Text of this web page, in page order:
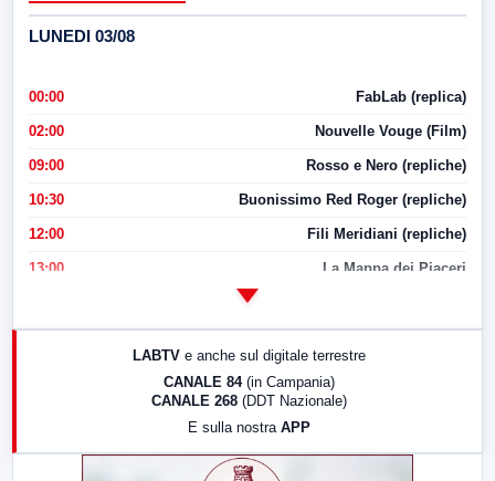
LUNEDI 03/08
00:00 FabLab (replica)
02:00 Nouvelle Vouge (Film)
09:00 Rosso e Nero (repliche)
10:30 Buonissimo Red Roger (repliche)
12:00 Fili Meridiani (repliche)
13:00 La Mappa dei Piaceri
17:00 LabNews (replica)
LABTV e anche sul digitale terrestre
CANALE 84 (in Campania)
CANALE 268 (DDT Nazionale)
E sulla nostra APP